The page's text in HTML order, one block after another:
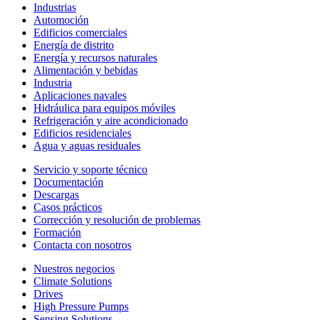
Industrias
Automoción
Edificios comerciales
Energía de distrito
Energía y recursos naturales
Alimentación y bebidas
Industria
Aplicaciones navales
Hidráulica para equipos móviles
Refrigeración y aire acondicionado
Edificios residenciales
Agua y aguas residuales
Servicio y soporte técnico
Documentación
Descargas
Casos prácticos
Corrección y resolución de problemas
Formación
Contacta con nosotros
Nuestros negocios
Climate Solutions
Drives
High Pressure Pumps